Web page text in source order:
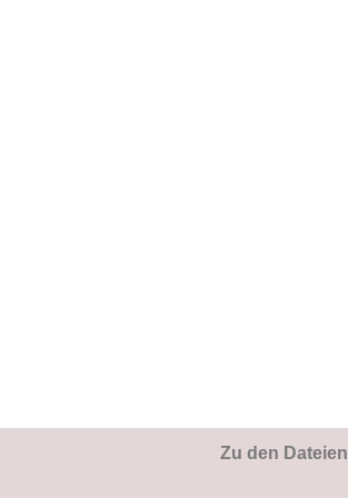
Zu den Dateien